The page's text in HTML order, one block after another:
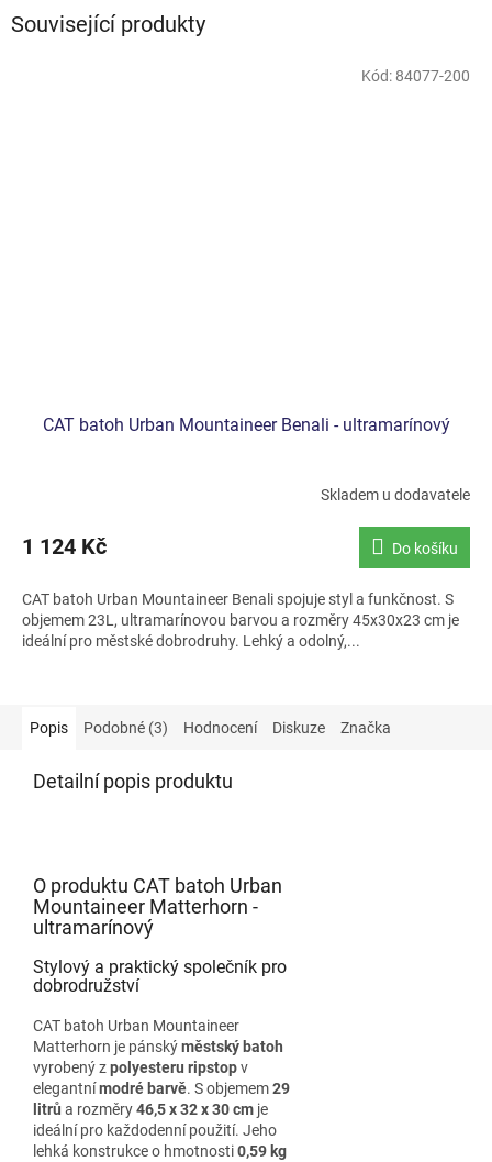
Související produkty
CAT batoh Urban Mountaineer Benali - ultramarínový
Skladem u dodavatele
1 124 Kč Do košíku
CAT batoh Urban Mountaineer Benali spojuje styl a funkčnost. S
objemem 23L, ultramarínovou barvou a rozměry 45x30x23 cm je
ideální pro městské dobrodruhy. Lehký a odolný,...
Kód: 84077-200
Popis Podobné (3) Hodnocení Diskuze Značka
Detailní popis produktu
O produktu CAT batoh Urban
Mountaineer Matterhorn -
ultramarínový
Stylový a praktický společník pro
dobrodružství
CAT batoh Urban Mountaineer
Matterhorn je pánskýměstský batoh
vyrobený zpolyesteru ripstopv
elegantnímodré barvě. S objemem29
litrů a rozměry46,5 x 32 x 30 cm je
ideální pro každodenní použití. Jeho
lehká konstrukce o hmotnosti0,59 kg